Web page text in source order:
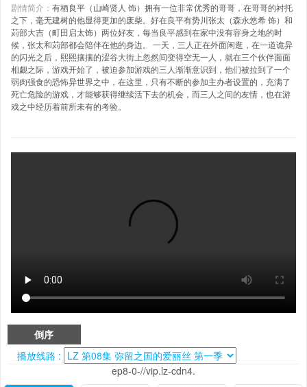
剧情简介： 有栖良平（山崎贤人 饰）拥有一位非常优秀的哥哥，在哥哥的衬托
之下，毫无建树的他显得更加的废柴。好在良平有势川张太（森永悠希 饰）和
苅部大吉（町田启太饰）两位好友，每当良平感到在家中没有容身之地的时
候，张太和苅部都会陪伴在他的身边。 一天，三人正在外面闲逛，在一道诡异
的闪光之后，熙熙攘攘的涩谷大街上忽然间变得空无一人，就在三个伙伴面面
相觑之际，游戏开始了，被迫参加游戏的三人渐渐意识到，他们被拉到了一个
弱肉强食的恐怖异世界之中，在这里，只有不断的参加主办者设置的，充满了
死亡危险的游戏，才能够获得继续活下去的机会，而三人之间的友情，也在游
戏之中经历着前所未有的考验。
倒序
播放线路 :
ep8-0-//vip.lz-cdn4.